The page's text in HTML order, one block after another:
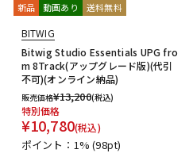
新品 動画あり 送料無料
BITWIG
Bitwig Studio Essentials UPG fro
m 8Track(アップグレード版)(代引
不可)(オンライン納品)
販売価格¥13,200(税込)
特別価格
¥10,780(税込)
ポイント：1%(98pt)